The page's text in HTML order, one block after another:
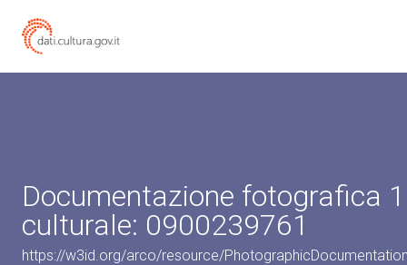
Documentazione fotografica
culturale: 0900239761
https://w3id.org/arco/resource/